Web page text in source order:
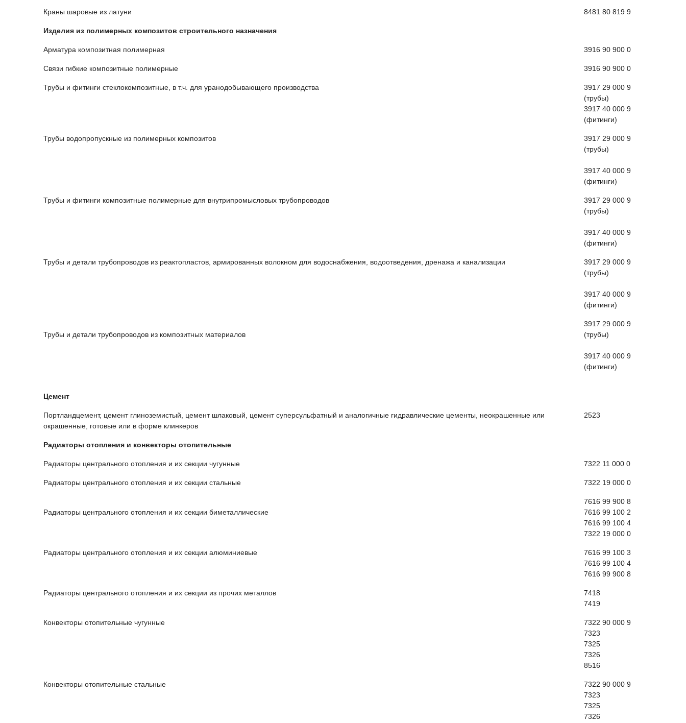
Краны шаровые из латуни 8481 80 819 9
Изделия из полимерных композитов строительного назначения
Арматура композитная полимерная 3916 90 900 0
Связи гибкие композитные полимерные 3916 90 900 0
Трубы и фитинги стеклокомпозитные, в т.ч. для уранодобывающего производства
3917 29 000 9
(трубы)
3917 40 000 9
(фитинги)
Трубы водопропускные из полимерных композитов
3917 29 000 9
(трубы)
3917 40 000 9
(фитинги)
Трубы и фитинги композитные полимерные для внутрипромысловых трубопроводов
3917 29 000 9
(трубы)
3917 40 000 9
(фитинги)
Трубы и детали трубопроводов из реактопластов, армированных волокном для водоснабжения, водоотведения, дренажа и канализации
3917 29 000 9
(трубы)
3917 40 000 9
(фитинги)
Трубы и детали трубопроводов из композитных материалов
3917 29 000 9
(трубы)
3917 40 000 9
(фитинги)
Цемент
Портландцемент, цемент глиноземистый, цемент шлаковый, цемент суперсульфатный и аналогичные гидравлические цементы, неокрашенные или
окрашенные, готовые или в форме клинкеров
2523
Радиаторы отопления и конвекторы отопительные
Радиаторы центрального отопления и их секции чугунные 7322 11 000 0
Радиаторы центрального отопления и их секции стальные 7322 19 000 0
Радиаторы центрального отопления и их секции биметаллические
7616 99 900 8
7616 99 100 2
7616 99 100 4
7322 19 000 0
Радиаторы центрального отопления и их секции алюминиевые
7616 99 100 3
7616 99 100 4
7616 99 900 8
Радиаторы центрального отопления и их секции из прочих металлов
7418
7419
Конвекторы отопительные чугунные
7322 90 000 9
7323
7325
7326
8516
Конвекторы отопительные стальные
7322 90 000 9
7323
7325
7326